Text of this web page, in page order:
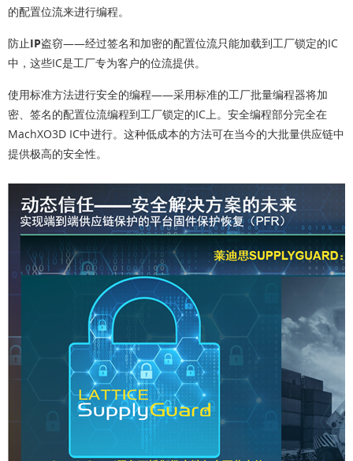
的配置位流来进行编程。
防止IP盗窃——经过签名和加密的配置位流只能加载到工厂锁定的IC
中，这些IC是工厂专为客户的位流提供。
使用标准方法进行安全的编程——采用标准的工厂批量编程器将加
密、签名的配置位流编程到工厂锁定的IC上。安全编程部分完全在
MachXO3D IC中进行。这种低成本的方法可在当今的大批量供应链中
提供极高的安全性。